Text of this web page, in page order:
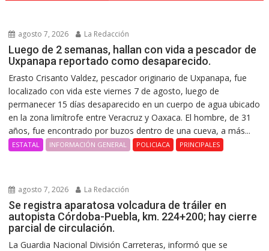
agosto 7, 2026 La Redacción
Luego de 2 semanas, hallan con vida a pescador de
Uxpanapa reportado como desaparecido.
Erasto Crisanto Valdez, pescador originario de Uxpanapa, fue
localizado con vida este viernes 7 de agosto, luego de
permanecer 15 días desaparecido en un cuerpo de agua ubicado
en la zona limítrofe entre Veracruz y Oaxaca. El hombre, de 31
años, fue encontrado por buzos dentro de una cueva, a más...
ESTATAL INFORMACIÓN GENERAL POLICIACA PRINCIPALES
agosto 7, 2026 La Redacción
Se registra aparatosa volcadura de tráiler en
autopista Córdoba-Puebla, km. 224+200; hay cierre
parcial de circulación.
La Guardia Nacional División Carreteras, informó que se